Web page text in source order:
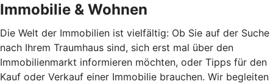
Immobilie & Wohnen
Die Welt der Immobilien ist vielfältig: Ob Sie auf der Suche
nach Ihrem Traumhaus sind, sich erst mal über den
Immobilienmarkt informieren möchten, oder Tipps für den
Kauf oder Verkauf einer Immobilie brauchen. Wir begleiten